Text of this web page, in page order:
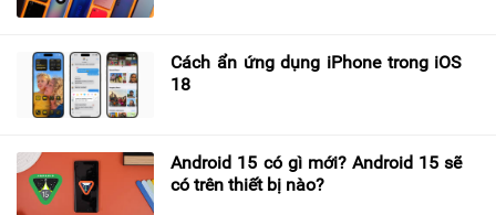
Cách ẩn ứng dụng iPhone trong iOS
18
Android 15 có gì mới? Android 15 sẽ
có trên thiết bị nào?